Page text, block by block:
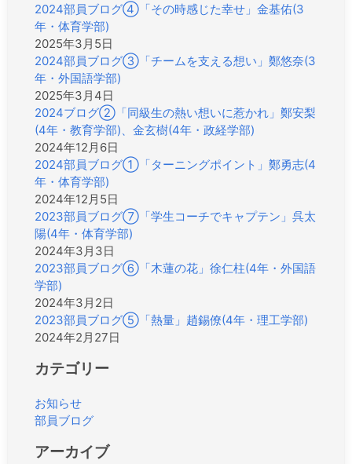
2024部員ブログ④「その時感じた幸せ」金基佑(3
年・体育学部)
2025年3月5日
2024部員ブログ③「チームを支える想い」鄭悠奈(3
年・外国語学部)
2025年3月4日
2024ブログ②「同級生の熱い想いに惹かれ」鄭安梨
(4年・教育学部)、金玄樹(4年・政経学部)
2024年12月6日
2024部員ブログ①「ターニングポイント」鄭勇志(4
年・体育学部)
2024年12月5日
2023部員ブログ⑦「学生コーチでキャプテン」呉太
陽(4年・体育学部)
2024年3月3日
2023部員ブログ⑥「木蓮の花」徐仁柱(4年・外国語
学部)
2024年3月2日
2023部員ブログ⑤「熱量」趙錫僚(4年・理工学部)
2024年2月27日
カテゴリー
お知らせ
部員ブログ
アーカイブ